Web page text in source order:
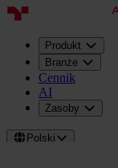
Produkt
Branże
Cennik
AI
Zasoby
Polski